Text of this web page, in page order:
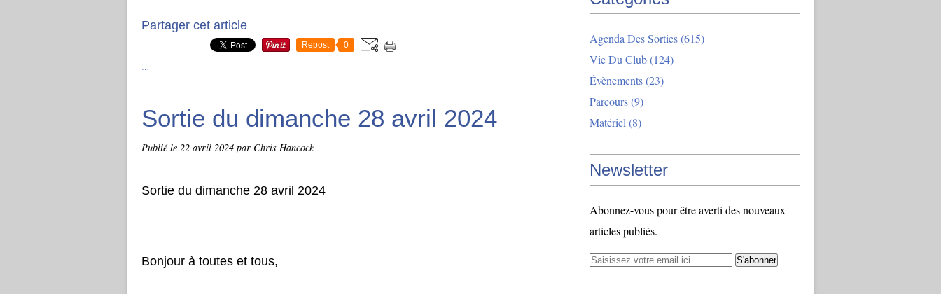
Partager cet article
Repost 0
…
Sortie du dimanche 28 avril 2024
Publié le 22 avril 2024 par Chris Hancock
Sortie du dimanche 28 avril 2024
Bonjour à toutes et tous,
Agenda Des Sorties(615)
Vie Du Club(124)
Évènements(23)
Parcours(9)
Matériel (8)
Newsletter
Abonnez-vous pour être averti des nouveaux
articles publiés.